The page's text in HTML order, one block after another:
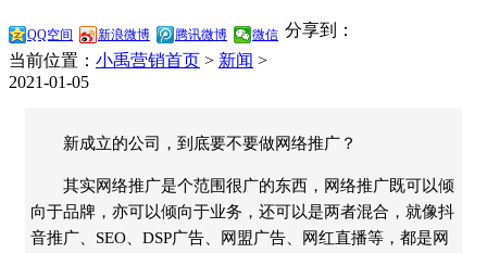
分享到：
QQ空间 新浪微博 腾讯微博 微信
当前位置： 小禹营销首页 > 新闻 >
2021-01-05
新成立的公司，到底要不要做网络推广？
其实网络推广是个范围很广的东西，网络推广既可以倾
向于品牌，亦可以倾向于业务，还可以是两者混合，就像抖
音推广、SEO、DSP广告、网盟广告、网红直播等，都是网